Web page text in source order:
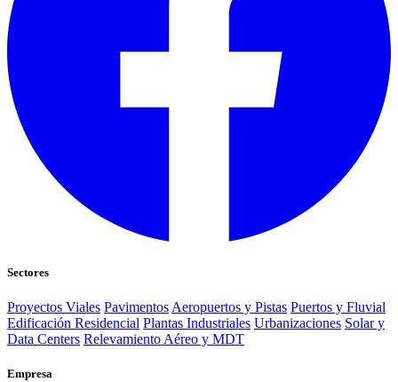
Sectores
Proyectos Viales Pavimentos Aeropuertos y Pistas Puertos y Fluvial
Edificación Residencial Plantas Industriales Urbanizaciones Solar y
Data Centers Relevamiento Aéreo y MDT
Empresa